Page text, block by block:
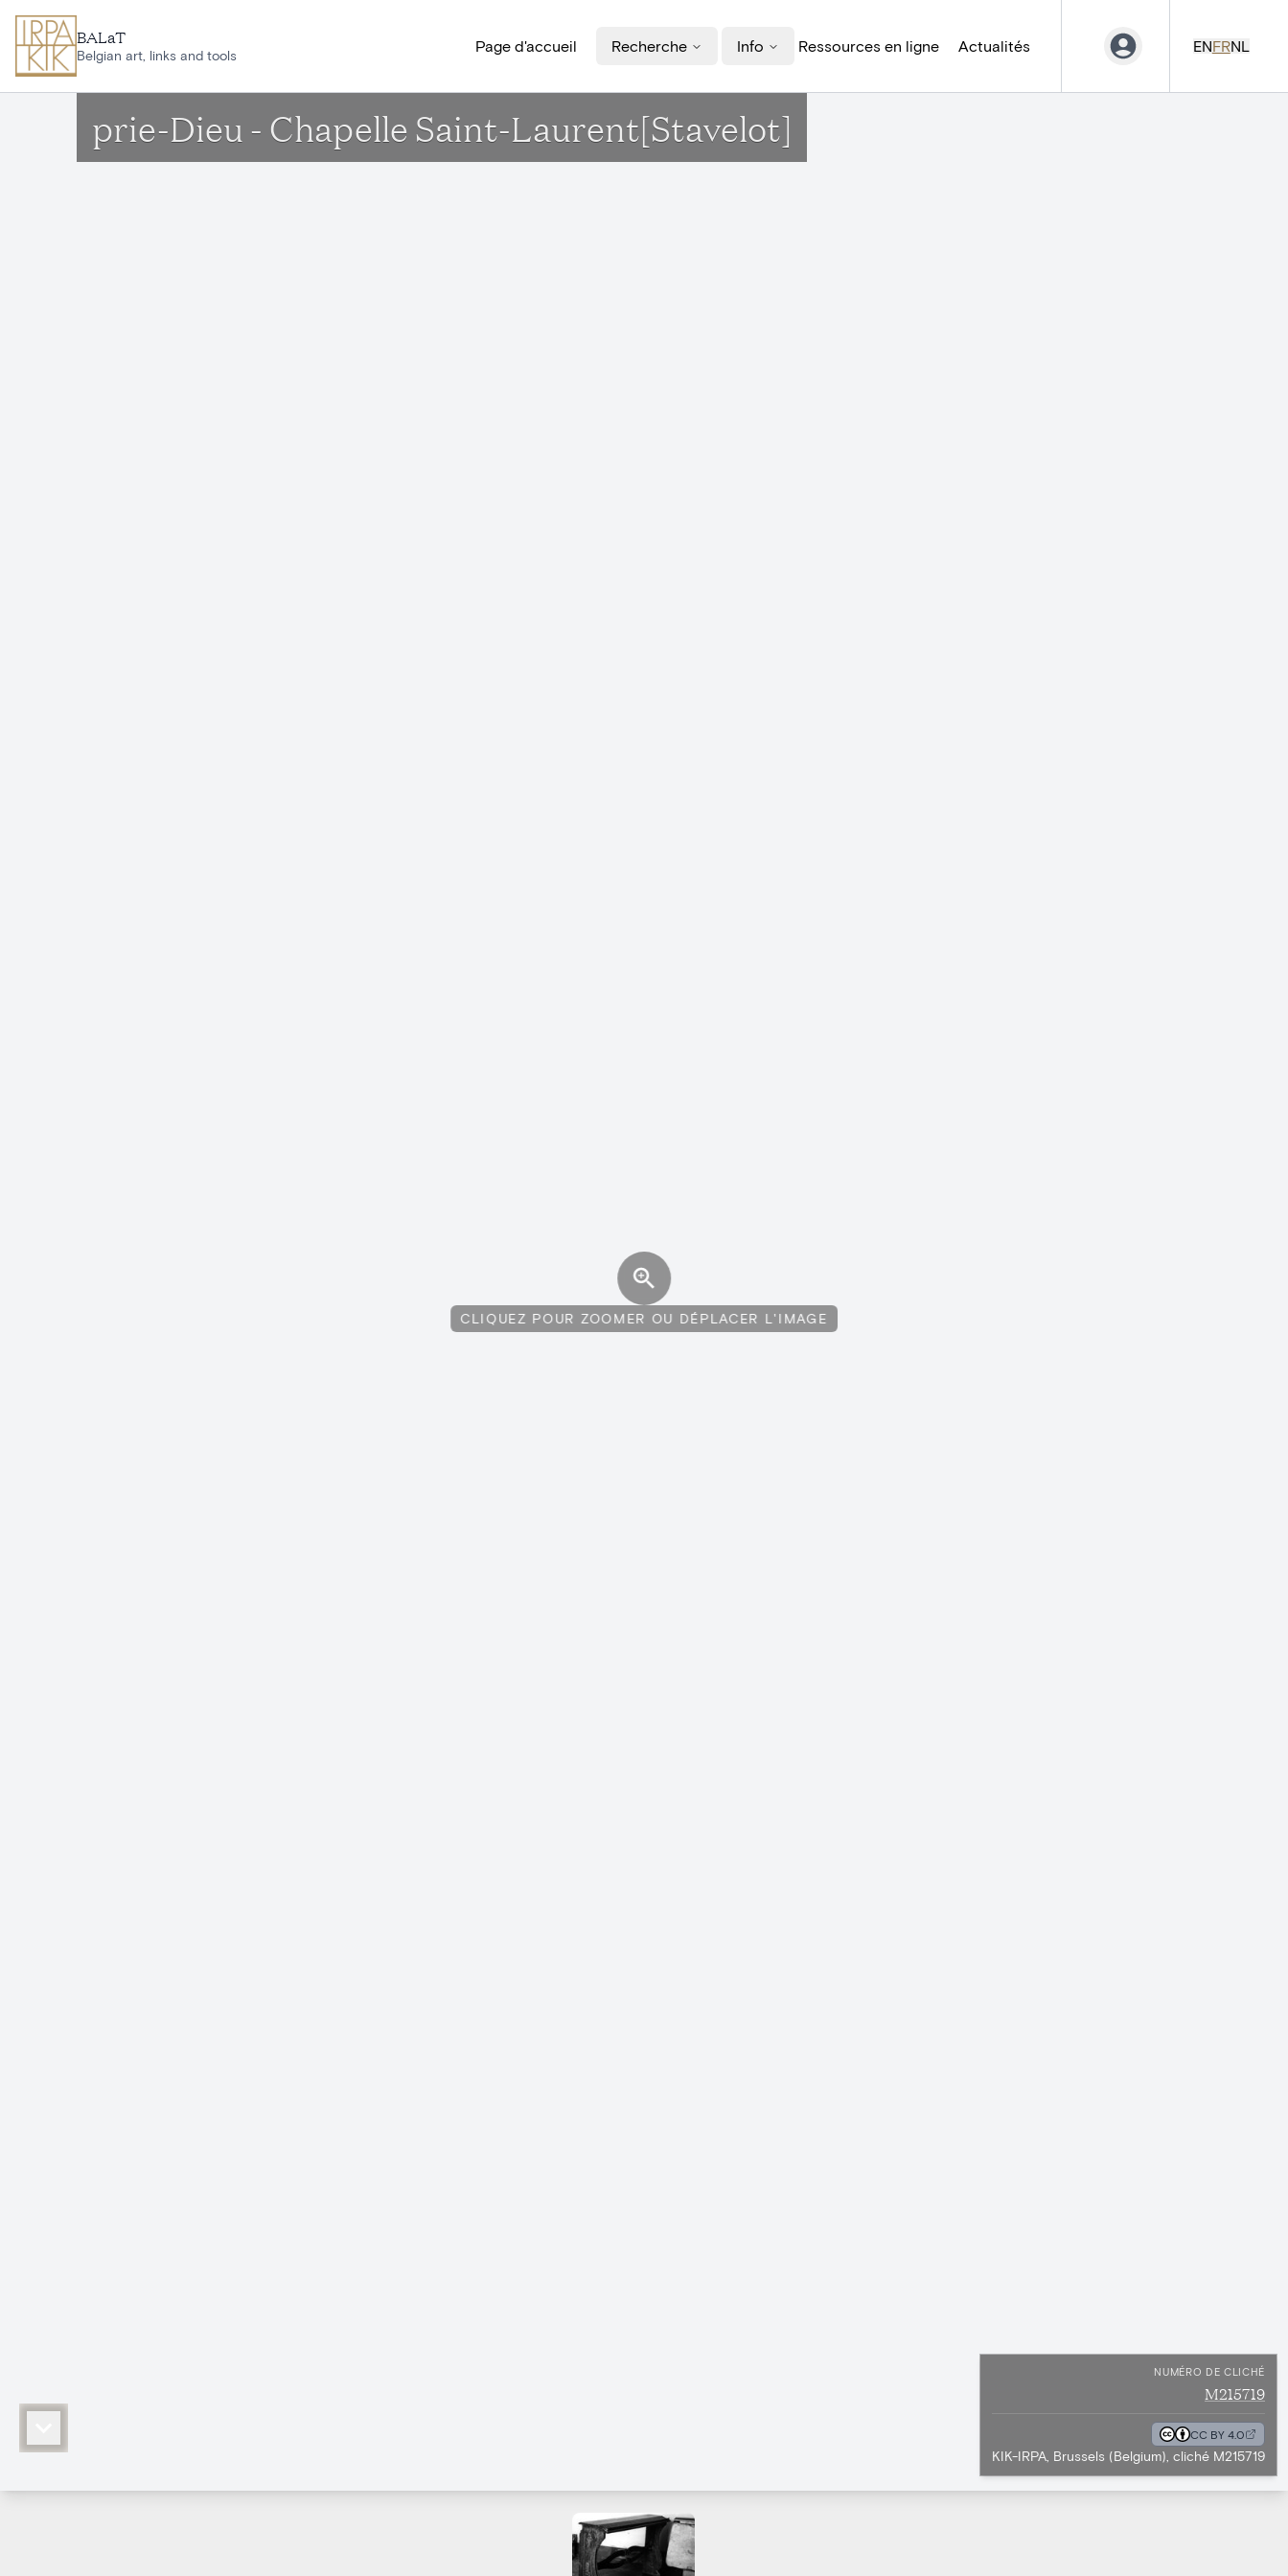
BALaT
Belgian art, links and tools
Page d'accueil Recherche Info Ressources en ligne Actualités ENFRNL
prie-Dieu - Chapelle Saint-Laurent[Stavelot]
CLIQUEZ POUR ZOOMER OU DÉPLACER L'IMAGE
NUMÉRO DE CLICHÉ
M215719
CC BY 4.0
KIK-IRPA, Brussels (Belgium), cliché M215719